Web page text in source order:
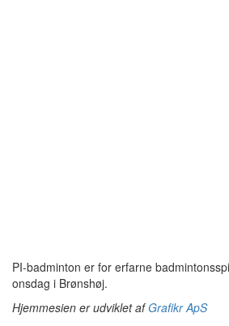
PI-badminton er for erfarne
onsdag i Brønshøj.
Hjemmesien er udviklet afGrafikr ApS